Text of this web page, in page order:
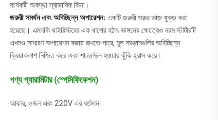
কার্যকরী অবস্থা স্বাভাবিক কিনা।
জরুরী সমর্থন এবং অবিচ্ছিন্ন অপারেশন: একটি জরুরী শুরুর কাজ যুক্ত করা
হয়েছে। এমনকি থাইরিস্টরের এক ধাপের হঠাৎ ভাঙ্গনের ক্ষেত্রেও নরম স্টার্টারটি
এখনও সাধারণ অপারেশন বজায় রাখতে পারে, মূল সরঞ্জামগুলির অবিচ্ছিন্ন
ক্রিয়াকলাপ নিশ্চিত করে এবং শাটডাউন হওয়ার ঝুঁকি হ্রাস করে।
পণ্য প্যারামিটার (স্পেসিফিকেশন)
আকার, ওজন এবং 220V এর বর্তমান